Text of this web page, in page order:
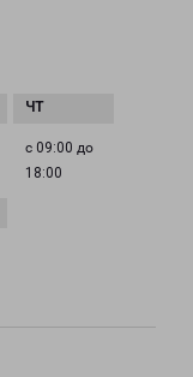
с 09:00 до
18:00